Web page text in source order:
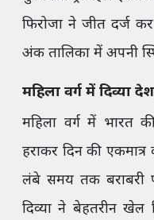
फिरोजा ने जीत दर्ज
अंक तालिका में अपनी
महिला वर्ग में दिव्या
महिला वर्ग में भारत
हराकर दिन की
लंबे समय तक बराबरी
दिव्या ने बेहतरीन खेल